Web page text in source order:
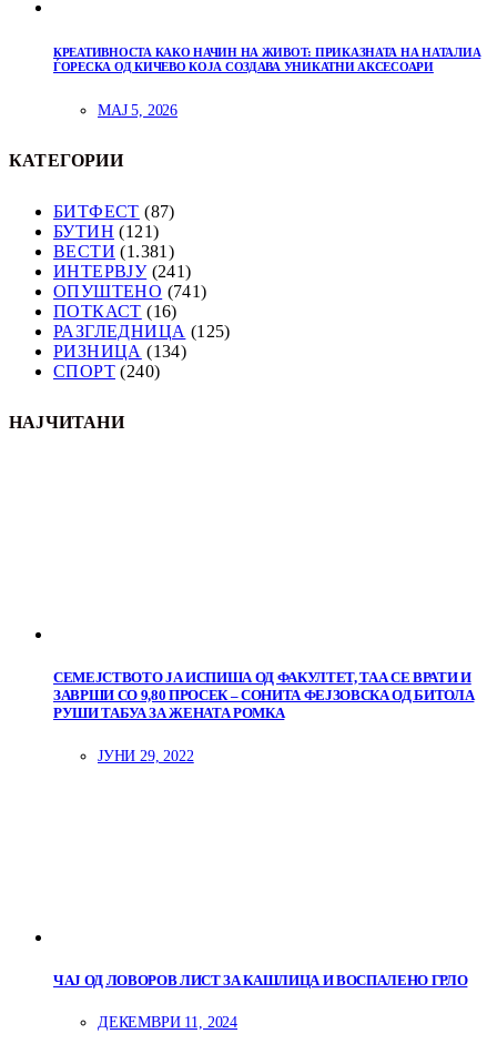
КРЕАТИВНОСТА КАКО НАЧИН НА ЖИВОТ: ПРИКАЗНАТА НА НАТАЛИА
ЃОРЕСКА ОД КИЧЕВО КОЈА СОЗДАВА УНИКАТНИ АКСЕСОАРИ
МАЈ 5, 2026
КАТЕГОРИИ
БИТФЕСТ (87)
БУТИН (121)
ВЕСТИ (1.381)
ИНТЕРВЈУ(241)
ОПУШТЕНО (741)
ПОТКАСТ (16)
РАЗГЛЕДНИЦА (125)
РИЗНИЦА (134)
СПОРТ (240)
НАЈЧИТАНИ
СЕМЕЈСТВОТО ЈА ИСПИША ОД ФАКУЛТЕТ, ТАА СЕ ВРАТИ И
ЗАВРШИ СО 9,80 ПРОСЕК – СОНИТА ФЕЈЗОВСКА ОД БИТОЛА
РУШИ ТАБУА ЗА ЖЕНАТА РОМКА
ЈУНИ 29, 2022
ЧАЈ ОД ЛОВОРОВ ЛИСТ ЗА КАШЛИЦА И ВОСПАЛЕНО ГРЛО
ДЕКЕМВРИ 11, 2024